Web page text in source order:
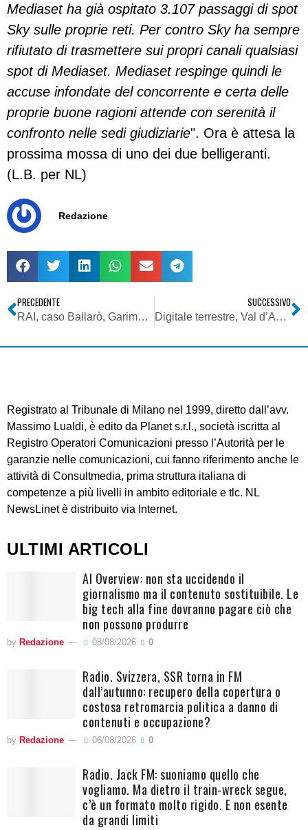
Mediaset ha già ospitato 3.107 passaggi di spot
Sky sulle proprie reti. Per contro Sky ha sempre
rifiutato di trasmettere sui propri canali qualsiasi
spot di Mediaset. Mediaset respinge quindi le
accuse infondate del concorrente e certa delle
proprie buone ragioni attende con serenità il
confronto nelle sedi giudiziarie". Ora è attesa la
prossima mossa di uno dei due belligeranti.
(L.B. per NL)
Redazione
PRECEDENTE
RAI, caso Ballarò, Garimberti: diritto di critica a nostro operato è legittimo; delegittimazione sistematica e insulto no. Marano: nessun mancato ricavo per spostamento trasmissione
SUCCESSIVO
Digitale terrestre, Val d’Aosta: domani lo switch-off nella Valtournenche
Registrato al Tribunale di Milano nel 1999, diretto dall’avv.
Massimo Lualdi, è edito da Planet s.r.l., società iscritta al
Registro Operatori Comunicazioni presso l’Autorità per le
garanzie nelle comunicazioni, cui fanno riferimento anche le
attività di Consultmedia, prima struttura italiana di
competenze a più livelli in ambito editoriale e tlc. NL
NewsLinet è distribuito via Internet.
ULTIMI ARTICOLI
AI Overview: non sta uccidendo il
giornalismo ma il contenuto sostituibile. Le
big tech alla fine dovranno pagare ciò che
non possono produrre
by Redazione 08/08/2026 0
Radio. Svizzera, SSR torna in FM
dall’autunno: recupero della copertura o
costosa retromarcia politica a danno di
contenuti e occupazione?
by Redazione 06/08/2026 0
Radio. Jack FM: suoniamo quello che
vogliamo. Ma dietro il train-wreck segue,
c’è un formato molto rigido. E non esente
da grandi limiti